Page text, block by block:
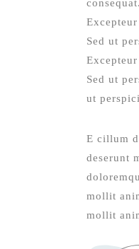
Sed ut
Sed ut
ut
E cillum
deserunt
mollit
mollit